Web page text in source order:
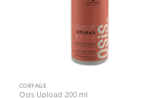
COIFFAGE
Osis Upload 200 ml